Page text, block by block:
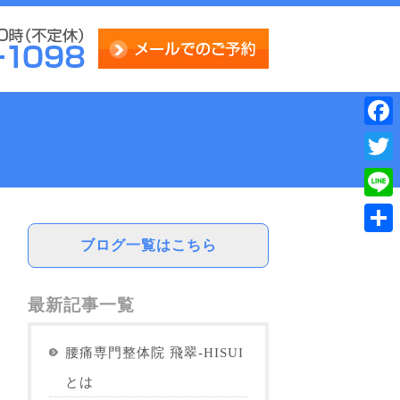
ブログ一覧はこちら
最新記事一覧
腰痛専門整体院 飛翠-HISUI
とは
Line